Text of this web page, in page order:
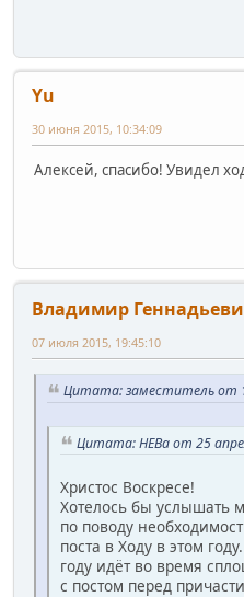
Yu
30 июня 2015, 10:34:09
Алексей, спасибо! Увидел
Владимир
07 июля 2015, 19:45:10
Цитата: заместитель от
Цитата: НЕВа от 25
Христос Воскресе!
Хотелось бы услышать
по поводу
поста в Ходу в этом
году идёт во время
с постом перед